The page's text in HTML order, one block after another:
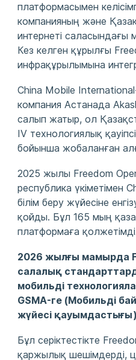
платформасымен
компанияның және
интернеті саласындағы
Кез келген құрылғы
инфрақұрылымына
China Mobile
компания Астанада
салып жатыр, ол
IV технологиялық
бойынша жобаланған
2025 жылы Freedom
республика үкіметімен
білім беру жүйесіне
қойды. Бұл 165 мың
платформаға
2026 жылғы мамырда
салалық
мобильді
GSMA-ге (Мобильді
жүйесі
Бұл серіктестікте
қаржылық шешімдерді,